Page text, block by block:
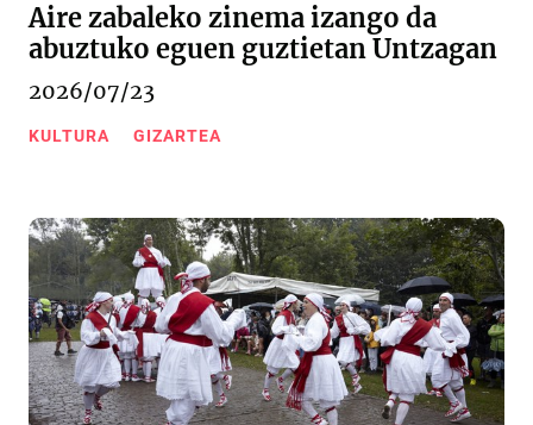
Aire zabaleko zinema izango da
abuztuko eguen guztietan Untzagan
2026/07/23
KULTURA GIZARTEA